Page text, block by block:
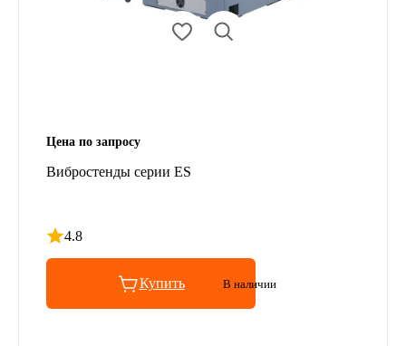
Цена по запросу
Вибростенды серии ES
4.8
Рейтинг 4.8 из 5
Купить В наличии